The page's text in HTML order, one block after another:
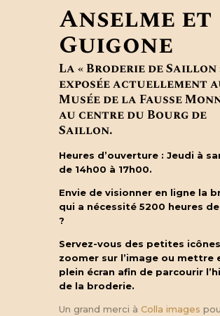
Anselme et
Guigone
La « Broderie de Saillon
exposée actuellement
Musée de la Fausse
au centre du Bourg de
Saillon.
Heures d’ouverture : Jeudi à
de 14h00 à 17h00.
Envie de visionner en ligne la
qui a nécessité 5200 heures
?
Servez-vous des petites
zoomer sur l’image ou mettre
plein écran afin de parcourir
de la broderie.
Un grand merci à Colla images